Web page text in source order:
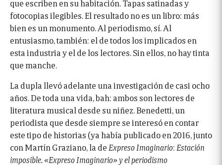
que escriben en su habitación. Tapas satinadas y
fotocopias ilegibles. El resultado no es un libro: más
bien es un monumento. Al periodismo, sí. Al
entusiasmo, también: el de todos los implicados en
esta industria y el de los lectores. Sin ellos, no hay tinta
que manche.
La dupla llevó adelante una investigación de casi ocho
años. De toda una vida, bah: ambos son lectores de
literatura musical desde su niñez. Benedetti, un
periodista que desde siempre se interesó en contar
este tipo de historias (ya había publicado en 2016, junto
con Martín Graziano, la de Expreso Imaginario: Estación
imposible. «Expreso Imaginario» y el periodismo